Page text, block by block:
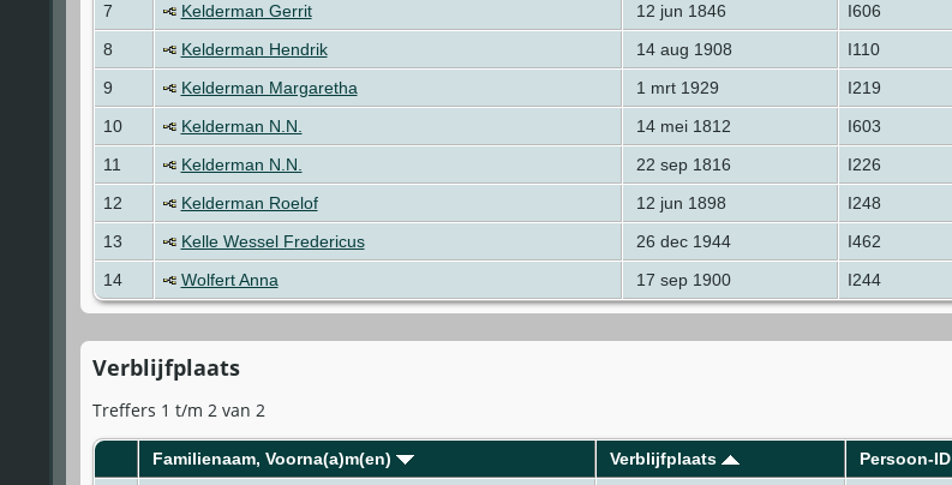
7
Kelderman Gerrit 12 jun 1846 I606
8
Kelderman Hendrik 14 aug 1908 I110
9
Kelderman Margaretha 1 mrt 1929 I219
10
Kelderman N.N. 14 mei 1812 I603
11
Kelderman N.N. 22 sep 1816 I226
12
Kelderman Roelof 12 jun 1898 I248
13
Kelle Wessel Fredericus 26 dec 1944 I462
14
Wolfert Anna 17 sep 1900 I244
Verblijfplaats
Treffers 1 t/m 2 van 2
Familienaam, Voorna(a)m(en) Verblijfplaats Persoon-ID